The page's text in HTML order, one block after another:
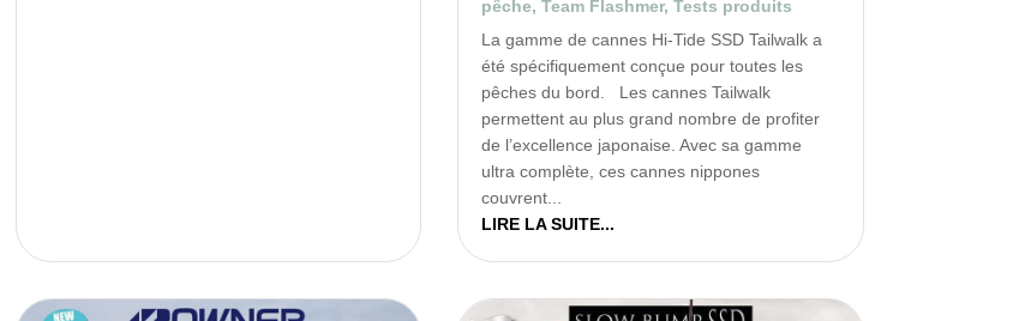
pêche,Team Flashmer,Tests produits
La gamme de cannes Hi-Tide SSD Tailwalk a
été spécifiquement conçue pour toutes les
pêches du bord. Les cannes Tailwalk
permettent au plus grand nombre de profiter
de l’excellence japonaise. Avec sa gamme
ultra complète, ces cannes nippones
couvrent...
LIRE LA SUITE...